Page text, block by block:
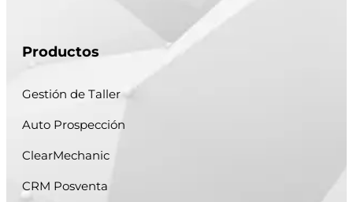
Productos
Gestión de Taller
Auto Prospección
ClearMechanic
CRM Posventa